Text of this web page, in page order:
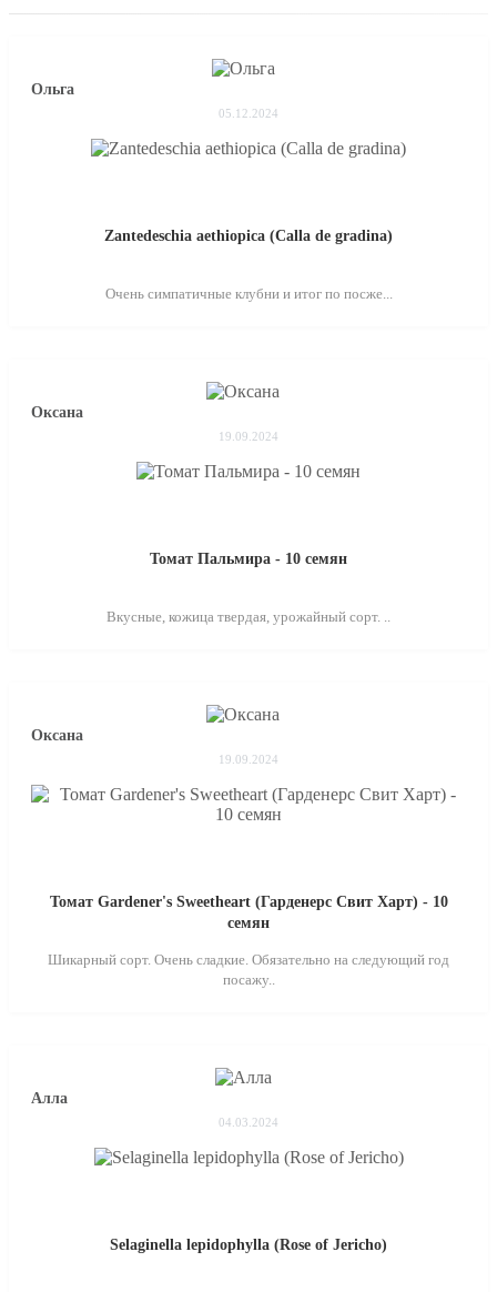
Ольга
05.12.2024
Zantedeschia aethiopica (Calla de gradina)
Очень симпатичные клубни и итог по посже...
Оксана
19.09.2024
Томат Пальмира - 10 семян
Вкусные, кожица твердая, урожайный сорт. ..
Оксана
19.09.2024
Томат Gardener's Sweetheart (Гарденерс Свит Харт) - 10
семян
Шикарный сорт. Очень сладкие. Обязательно на следующий год
посажу..
Алла
04.03.2024
Selaginella lepidophylla (Rose of Jericho)